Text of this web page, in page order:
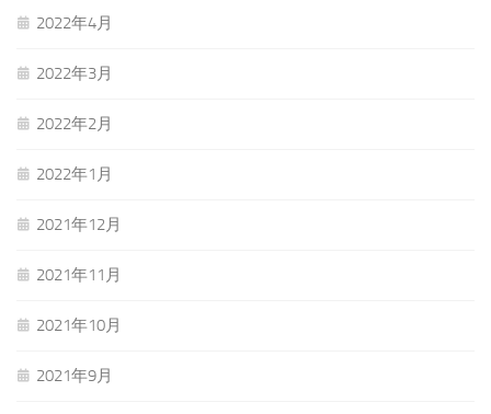
2022年4月
2022年3月
2022年2月
2022年1月
2021年12月
2021年11月
2021年10月
2021年9月